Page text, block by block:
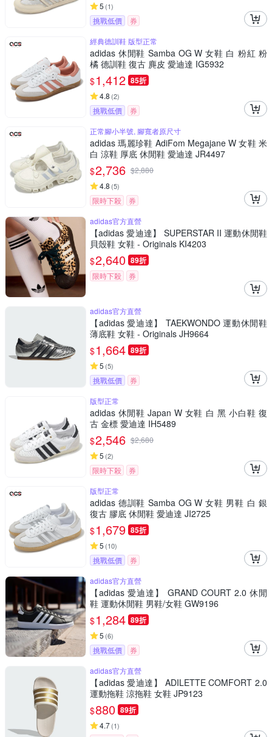
5 (1)
挑戰低價
券
經典德訓鞋 版型正常
adidas 休閒鞋 Samba OG W 女鞋 白 粉紅 粉
橘 德訓鞋 復古 麂皮 愛迪達 IG5932
$1,412 85折
4.8 (2)
挑戰低價
券
正常腳小半號, 腳寬者原尺寸
adidas 瑪麗珍鞋 AdiFom Megajane W 女鞋 米
白 涼鞋 厚底 休閒鞋 愛迪達 JR4497
$2,736 $2,880
4.8 (5)
限時下殺
券
adidas官方直營
【adidas 愛迪達】 SUPERSTAR II 運動休閒鞋
貝殼鞋 女鞋 - Originals KI4203
$2,640 89折
限時下殺 券
adidas官方直營
【adidas 愛迪達】 TAEKWONDO 運動休閒鞋
薄底鞋 女鞋 - Originals JH9664
$1,664 89折
5 (5)
挑戰低價
券
版型正常
adidas 休閒鞋 Japan W 女鞋 白 黑 小白鞋 復
古 金標 愛迪達 IH5489
$2,546 $2,680
5 (2)
限時下殺
券
版型正常
adidas 德訓鞋 Samba OG W 女鞋 男鞋 白 銀
復古 膠底 休閒鞋 愛迪達 JI2725
$1,679 85折
5 (10)
挑戰低價
券
adidas官方直營
【adidas 愛迪達】 GRAND COURT 2.0 休閒
鞋 運動休閒鞋 男鞋/女鞋 GW9196
$1,284 89折
5 (6)
挑戰低價
券
adidas官方直營
【adidas 愛迪達】 ADILETTE COMFORT 2.0
運動拖鞋 涼拖鞋 女鞋 JP9123
$880 89折
4.7(1)